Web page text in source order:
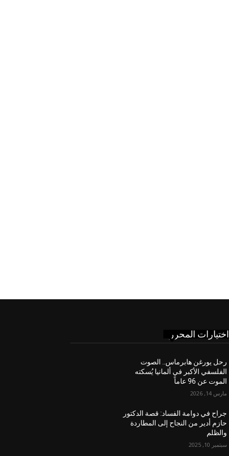
اختيارات المحرر
رحل يورغن هابرماس.. الصوت
الفلسفي الأكبر في ألمانيا يُسكته
الموت عن 96 عاماً
مارس 14, 2026
جراح في دوامة الفساد: قصة الدكتور
حازم أدير من النجاح إلى المطاردة
والظلم
سبتمبر 10, 2025